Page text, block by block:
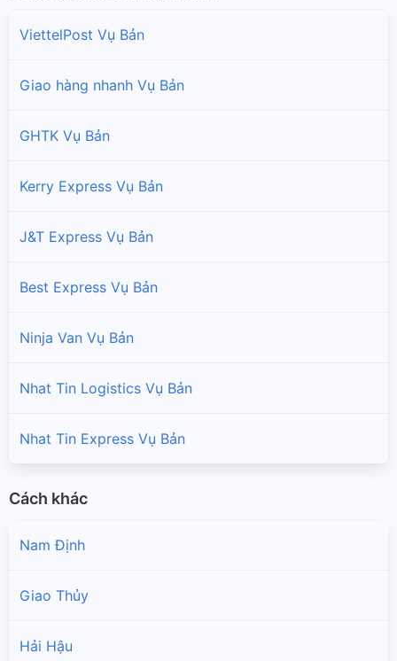
ViettelPost Vụ Bản
Giao hàng nhanh Vụ Bản
GHTK Vụ Bản
Kerry Express Vụ Bản
J&T Express Vụ Bản
Best Express Vụ Bản
Ninja Van Vụ Bản
Nhat Tin Logistics Vụ Bản
Nhat Tin Express Vụ Bản
Cách khác
Nam Định
Giao Thủy
Hải Hậu